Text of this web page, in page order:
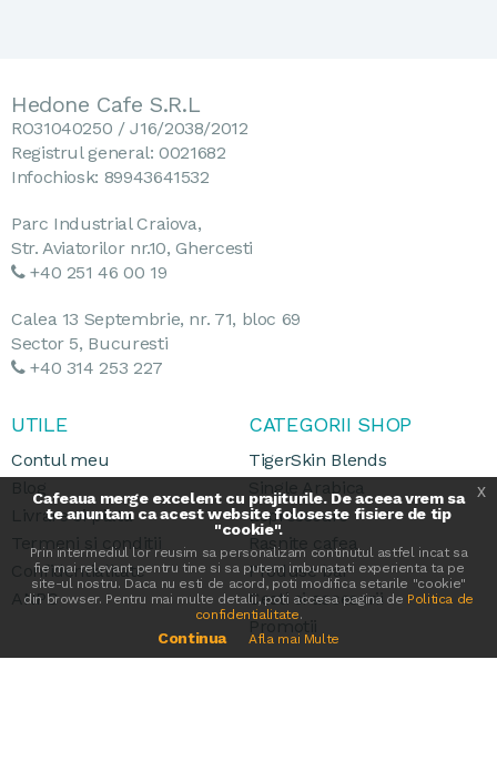
Hedone Cafe S.R.L
RO31040250 / J16/2038/2012
Registrul general: 0021682
Infochiosk: 89943641532
Parc Industrial Craiova,
Str. Aviatorilor nr.10, Ghercesti
+40 251 46 00 19
Calea 13 Septembrie, nr. 71, bloc 69
Sector 5, Bucuresti
+40 314 253 227
UTILE
Contul meu
Livrare si plata
Termeni si conditii
Confidentialitate
ANPC
CATEGORII SHOP
TigerSkin Blends
Single Arabica
Espressoare
Rasnite cafea
Produse bar
Cesti si accesorii
Promotii
Cafeaua merge excelent cu prajiturile. De aceea vrem sa
te anuntam ca acest website foloseste fisiere de tip
"cookie".
Prin intermediul lor reusim sa personalizam continutul astfel incat sa
fie mai relevant pentru tine si sa putem imbunatati experienta ta pe
site-ul nostru. Daca nu esti de acord, poti modifica setarile "cookie"
din browser. Pentru mai multe detalii, poti accesa pagina de Politica de
confidentialitate.
Continua Afla mai Multe
x